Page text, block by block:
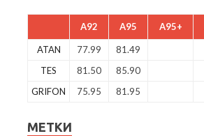
A92 A95 A95+
ATAN 77.99 81.49
TES
81.50 85.90
GRIFON
75.95 81.95
МЕТКИ